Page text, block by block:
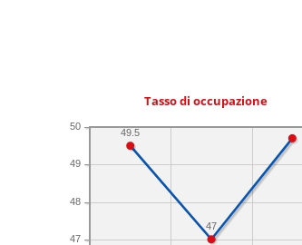
Tasso di occupazione
47
48
49
50
47
49.5